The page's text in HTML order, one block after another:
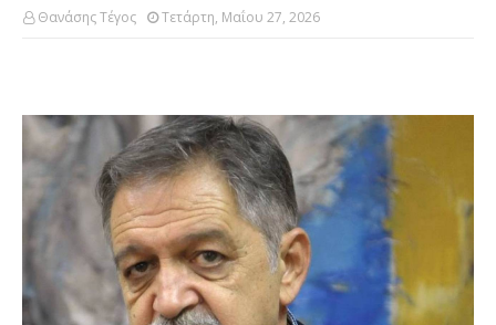
Θανάσης Τέγος Τετάρτη, Μαΐου 27, 2026